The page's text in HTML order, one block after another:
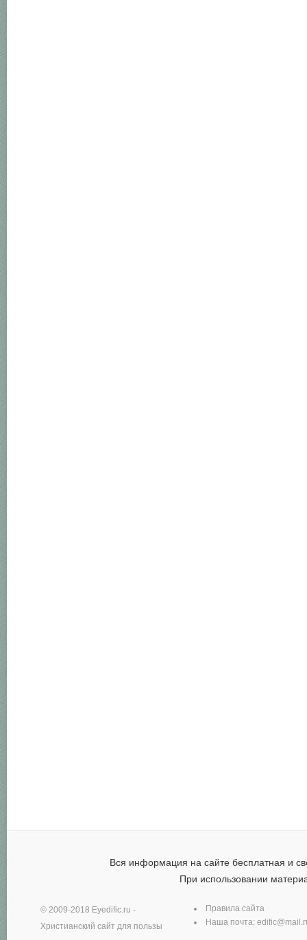
Вся информация на сайте бесплатная и
При использовании
© 2009-2018 Eyedific.ru -
Христианский сайт для пользы
Правила сайта
Наша почта: